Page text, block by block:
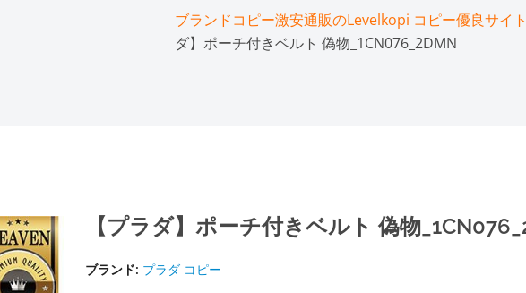
ブランドコピー激安通販のLevelkopi コピー優良サイト
ダ】ポーチ付きベルト 偽物_1CN076_2DMN
【プラダ】ポーチ付きベルト 偽物
ブランド: プラダ コピー